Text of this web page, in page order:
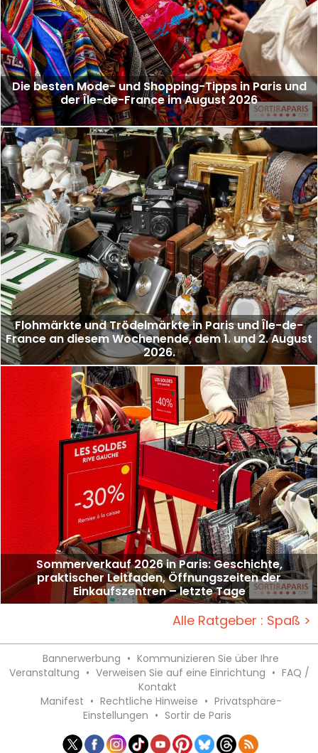
Die besten Mode- und Shopping-Tipps in Paris und
der Île-de-France im August 2026
Flohmärkte und Trödelmärkte in Paris und Île-de-
France an diesem Wochenende, dem 1. und 2. August
2026.
Sommerverkauf 2026 in Paris: Geschichte,
praktischer Leitfaden, Öffnungszeiten der
Einkaufszentren – letzte Tage
Alle Ratgeber : Spaß >
Bannerwerbung • Kommunizieren Sie über Ihre
Veranstaltung • Verweisen Sie auf eine Einrichtung • FAQ /
Kontakt
Manifest • Rechtliche Hinweise • Privatsphäre-
Einstellungen • Sortir de Paris